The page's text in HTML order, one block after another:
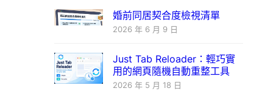
婚前同居契合度檢視清單
2026 年 6 月 9 日
Just Tab Reloader：輕巧實
用的網頁隨機自動重整工具
2026 年 5 月 18 日